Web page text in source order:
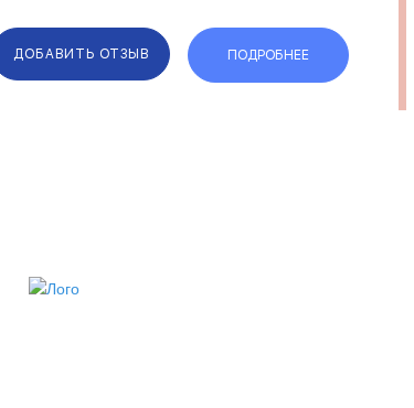
поддержка и организация п...
ДОБАВИТЬ ОТЗЫВ ПОДРОБНЕЕ